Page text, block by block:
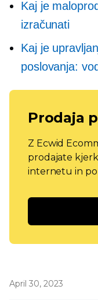
Kaj je
izračunati
Kaj je
poslovanja:
Prodaja
Z Ecwid
prodajate
internetu in po
April 30, 2023